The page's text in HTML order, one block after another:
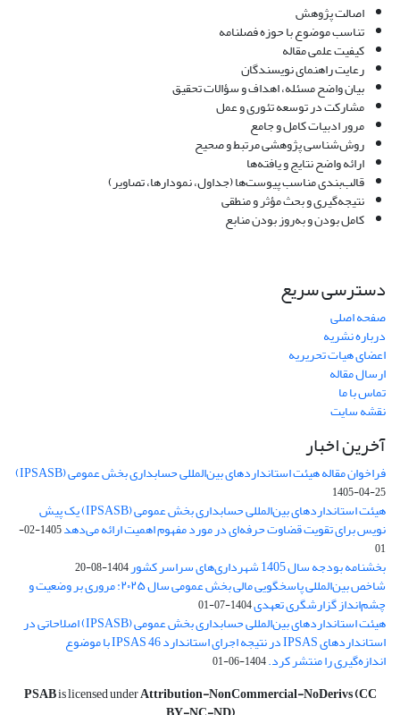
اصالت پژوهش
تناسب موضوع با حوزه فصلنامه
کیفیت علمی مقاله
رعایت راهنمای نویسندگان
بیان واضح مسئله، اهداف و سؤالات تحقیق
مشارکت در توسعه تئوری و عمل
مرور ادبیات کامل و جامع
روش‌شناسی پژوهشی مرتبط و صحیح
ارائه واضح نتایج و یافته‌ها
قالب‌بندی مناسب پیوست‌ها (جداول، نمودارها، تصاویر)
نتیجه‌گیری و بحث مؤثر و منطقی
کامل بودن و به‌روز بودن منابع
دسترسی سریع
صفحه اصلی
درباره نشریه
اعضای هیات تحریریه
ارسال مقاله
تماس با ما
نقشه سایت
آخرین اخبار
فراخوان مقاله هیئت استانداردهای بین‌المللی حسابداری بخش عمومی (IPSASB)
1405-04-25
هیئت استانداردهای بین‌المللی حسابداری بخش عمومی (IPSASB) یک پیش
نویس برای تقویت قضاوت‌ حرفه‌ای در مورد مفهوم اهمیت ارائه می‌دهد
1405-02-
01
بخشنامه بودجه سال 1405 شهرداری‌های سراسر کشور 1404-08-20
شاخص بین‌المللی پاسخگویی مالی بخش عمومی سال ۲۰۲۵: مروری بر وضعیت و
چشم‌انداز گزارشگری تعهدی1404-07-01
هیئت استانداردهای بین‌المللی حسابداری بخش عمومی (IPSASB) اصلاحاتی در
استانداردهای IPSAS در نتیجه اجرای استاندارد IPSAS 46 با موضوع
اندازه‌گیری را منتشر کرد.1404-06-01
PSABis licensed underAttribution-NonCommercial-NoDerivs (CC